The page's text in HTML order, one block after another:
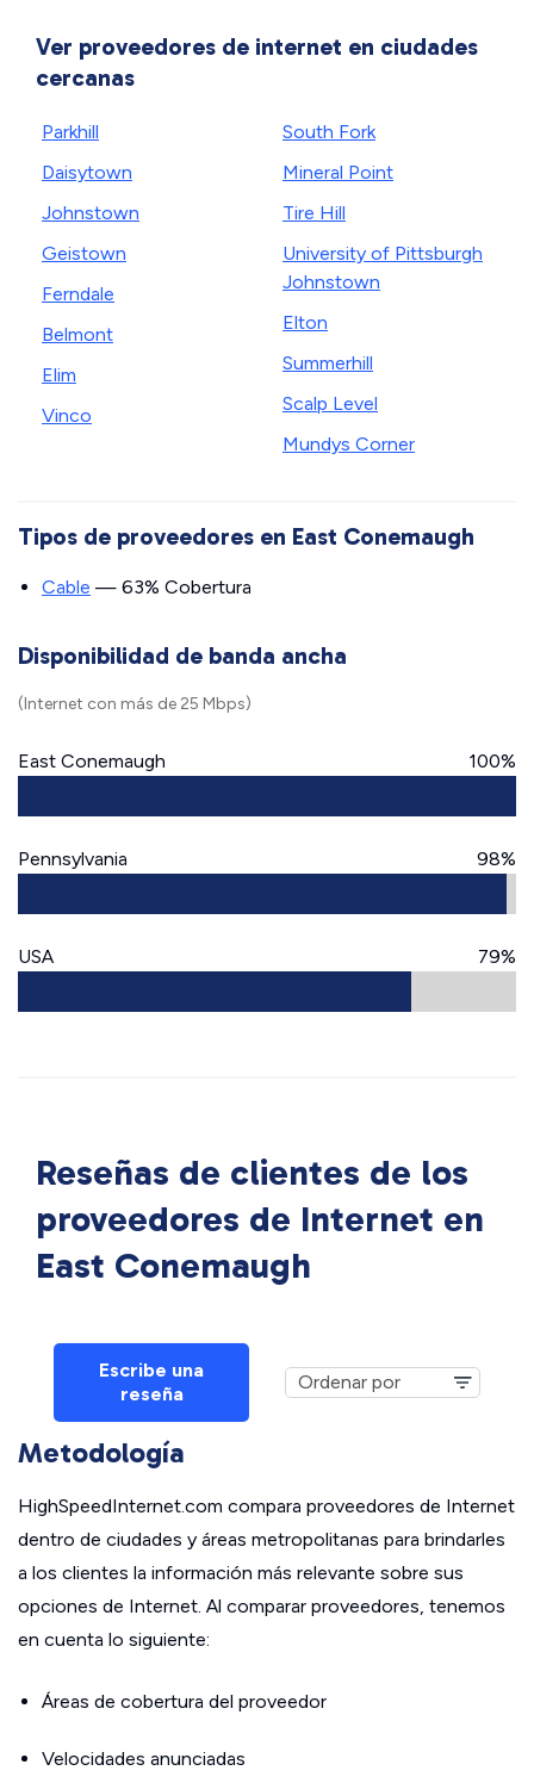
Ver proveedores de internet en ciudades
cercanas
Parkhill
Daisytown
Johnstown
Geistown
Ferndale
Belmont
Elim
Vinco
South Fork
Mineral Point
Tire Hill
University of Pittsburgh
Johnstown
Elton
Summerhill
Scalp Level
Mundys Corner
Tipos de proveedores en East Conemaugh
Cable — 63% Cobertura
Disponibilidad de banda ancha
(Internet con más de 25 Mbps)
East Conemaugh 100%
Pennsylvania 98%
USA 79%
Reseñas de clientes de los
proveedores de Internet en
East Conemaugh
Escribe una
reseña
Metodología
HighSpeedInternet.com compara proveedores de Internet
dentro de ciudades y áreas metropolitanas para brindarles
a los clientes la información más relevante sobre sus
opciones de Internet. Al comparar proveedores, tenemos
en cuenta lo siguiente:
Áreas de cobertura del proveedor
Velocidades anunciadas